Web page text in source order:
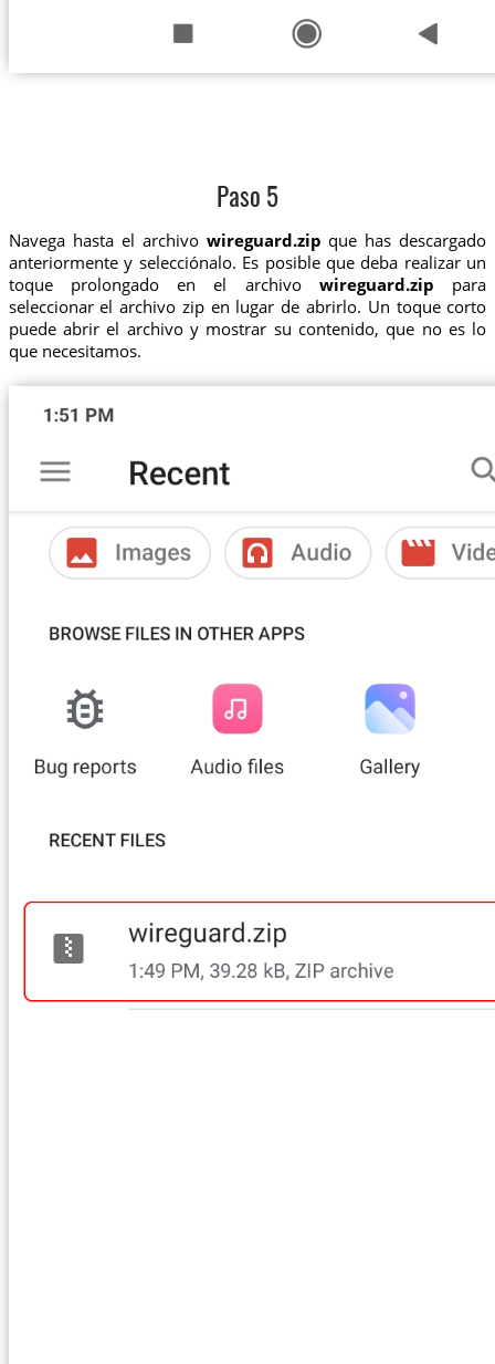
Paso 5
Navega hasta el archivo wireguard.zip que has descargado
anteriormente y selecciónalo. Es posible que deba realizar un
toque prolongado en el archivowireguard.zip para
seleccionar el archivo zip en lugar de abrirlo. Un toque corto
puede abrir el archivo y mostrar su contenido, que no es lo
que necesitamos.